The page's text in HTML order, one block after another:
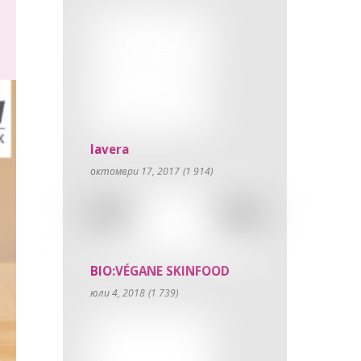
lavera
октомври 17, 2017 (1 914)
BIO:VÉGANE SKINFOOD
юли 4, 2018 (1 739)